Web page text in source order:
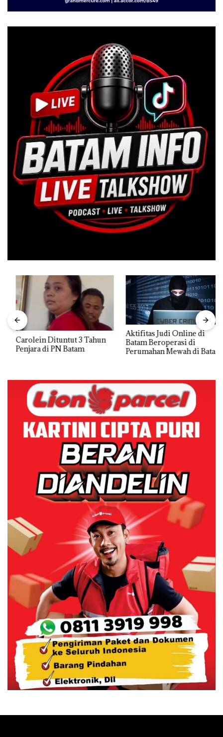
Carolein Dituntut 3 Tahun
Penjara di PN Batam
Aktifitas Judi Online di
Batam Beroperasi di
Perumahan Mewah di Batam